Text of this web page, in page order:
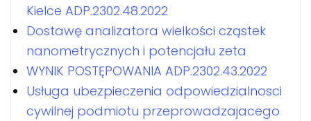
Kielce ADP.2302.48.2022
Dostawę analizatora wielkości cząstek
nanometrycznych i potencjału zeta
WYNIK POSTĘPOWANIA ADP.2302.43.2022
Usługa ubezpieczenia odpowiedzialnosci
cywilnej podmiotu przeprowadzajacego